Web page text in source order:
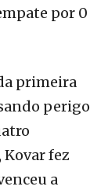
por 0
primeira
perigo
fez
a